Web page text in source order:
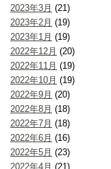
2023年3月 (21)
2023年2月 (19)
2023年1月 (19)
2022年12月 (20)
2022年11月 (19)
2022年10月 (19)
2022年9月 (20)
2022年8月 (18)
2022年7月 (18)
2022年6月 (16)
2022年5月 (23)
2022年4月 (21)